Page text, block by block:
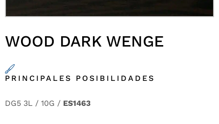
WOOD DARK WENGE
PRINCIPALES POSIBILIDADES
DG5 3L / 10G / ES1463